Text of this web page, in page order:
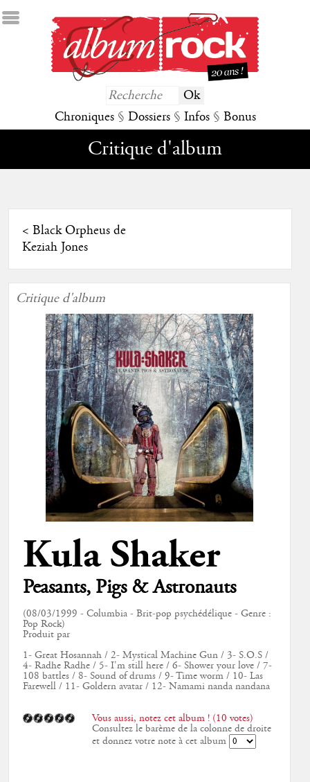
Chroniques § Dossiers § Infos § Bonus
Critique d'album
< Black Orpheus de
Keziah Jones
Critique d'album
Kula Shaker
Peasants, Pigs & Astronauts
(08/03/1999 - Columbia - Brit-pop psychédélique - Genre :
Pop Rock)
Produit par
1- Great Hosannah / 2- Mystical Machine Gun / 3- S.O.S /
4- Radhe Radhe / 5- I'm still here / 6- Shower your love / 7-
108 battles / 8- Sound of drums / 9- Time worm / 10- Las
Farewell / 11- Goldern avatar / 12- Namami nanda nandana
Vous aussi, notez cet album ! (10 votes)
Consultez le barème de la colonne de droite
et donnez votre note à cet album